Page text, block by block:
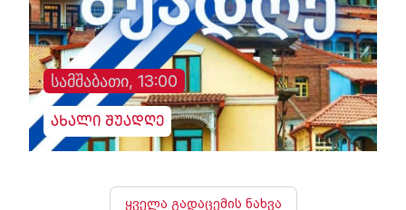
სამშაბათი, 13:00
ახალი შუადღე
ყველა გადაცემის ნახვა